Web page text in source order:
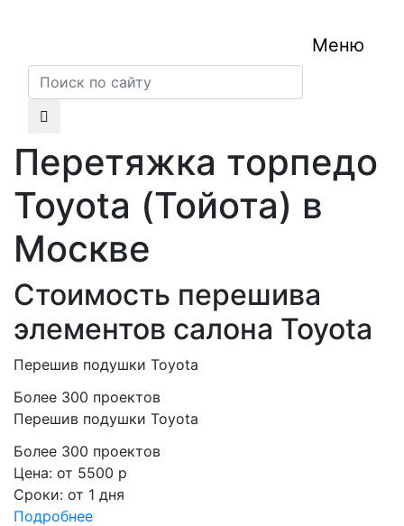
Меню
Перетяжка торпедо
Toyota (Тойота) в
Москве
Стоимость перешива
элементов салона Toyota
Перешив подушки Toyota
Более 300 проектов
Перешив подушки Toyota
Более 300 проектов
Цена: от 5500 р
Сроки: от 1 дня
Подробнее